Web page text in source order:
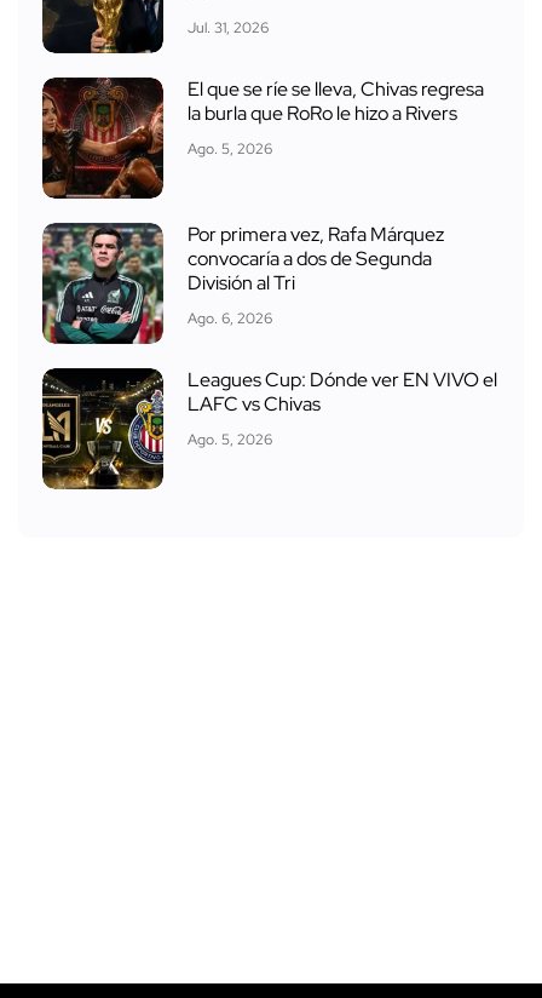
Jul. 31, 2026
El que se ríe se lleva, Chivas regresa
la burla que RoRo le hizo a Rivers
Ago. 5, 2026
Por primera vez, Rafa Márquez
convocaría a dos de Segunda
División al Tri
Ago. 6, 2026
Leagues Cup: Dónde ver EN VIVO el
LAFC vs Chivas
Ago. 5, 2026